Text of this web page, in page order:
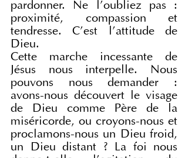
pardonner. Ne l'oubliez pas :
proximité, compassion et
tendresse. C'est l'attitude de
Dieu.
Cette marche incessante de
Jésus nous interpelle. Nous
pouvons nous demander :
avons-nous découvert le visage
de Dieu comme Père de la
miséricorde, ou croyons-nous et
proclamons-nous un Dieu froid,
un Dieu distant ? La foi nous